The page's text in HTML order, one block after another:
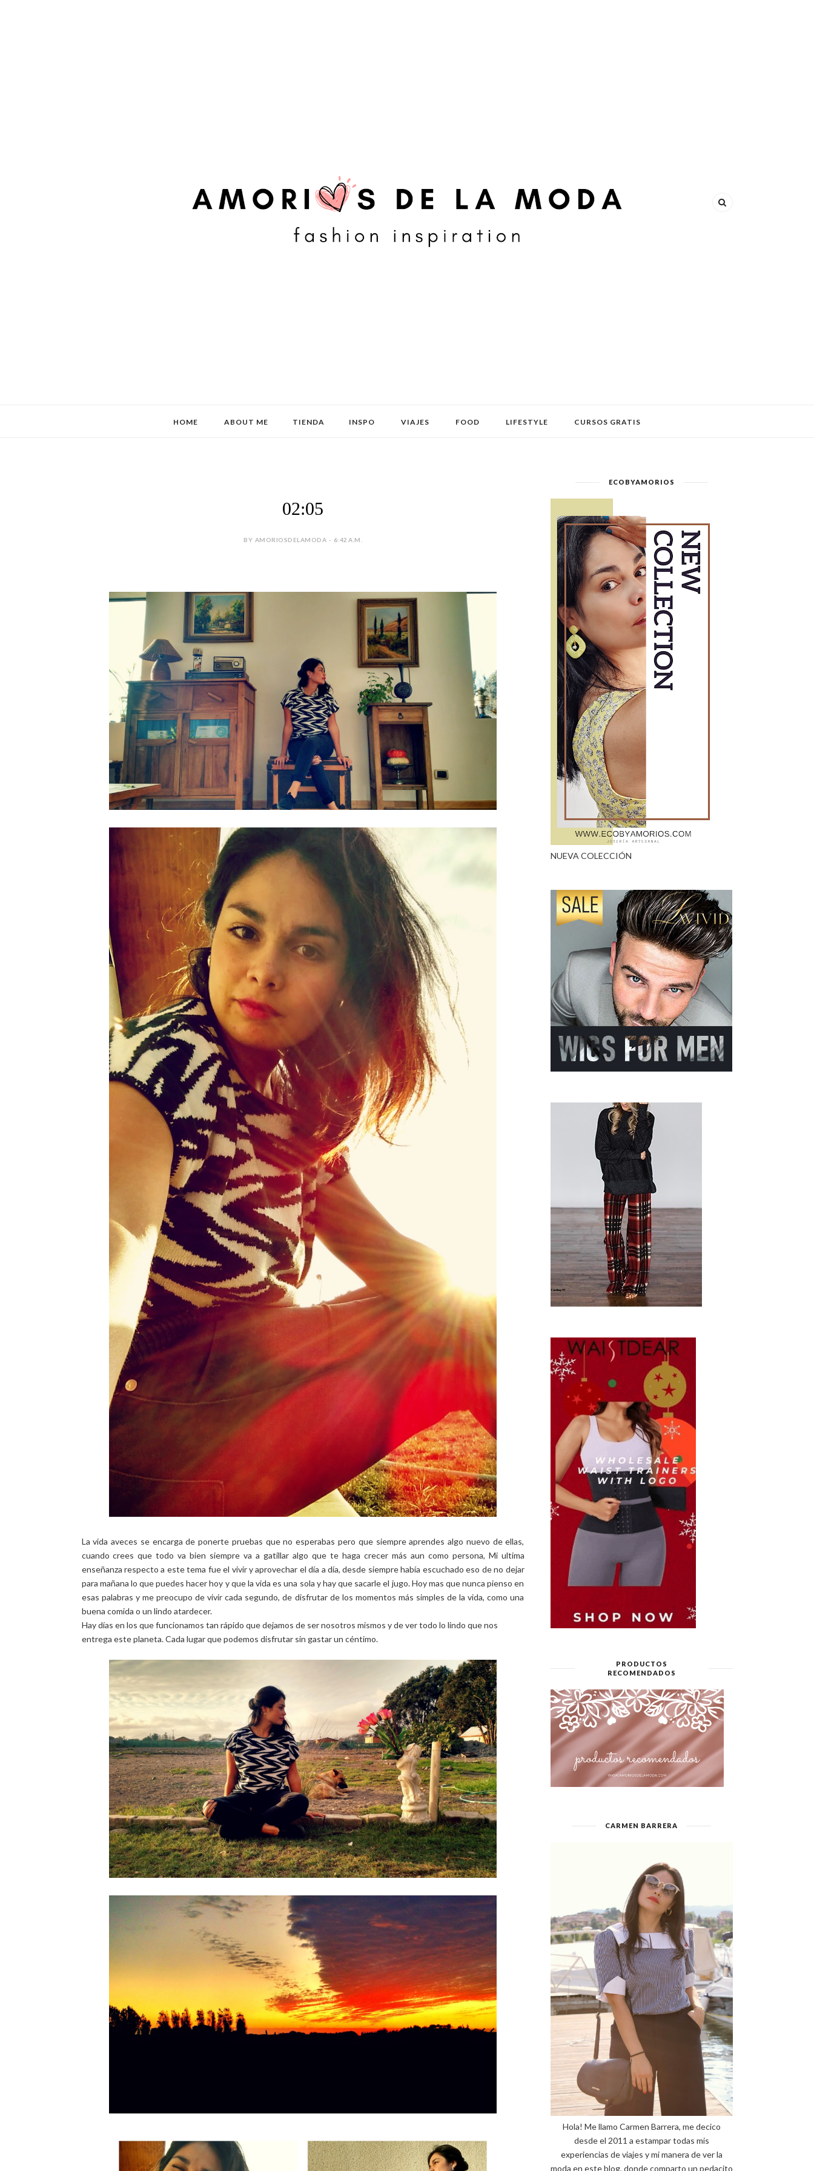
HOME ABOUT ME TIENDA INSPO VIAJES FOOD LIFESTYLE CURSOS GRATIS
02:05
BY AMORIOSDELAMODA - 6:42 A.M.
La vida aveces se encarga de ponerte pruebas que no esperabas pero que siempre aprendes algo nuevo de ellas,
cuando crees que todo va bien siempre va a gatillar algo que te haga crecer más aun como persona, Mi ultima
enseñanza respecto a este tema fue el vivir y aprovechar el día a día, desde siempre había escuchado eso de no dejar
para mañana lo que puedes hacer hoy y que la vida es una sola y hay que sacarle el jugo. Hoy mas que nunca pienso en
esas palabras y me preocupo de vivir cada segundo, de disfrutar de los momentos más simples de la vida, como una
buena comida o un lindo atardecer.
Hay días en los que funcionamos tan rápido que dejamos de ser nosotros mismos y de ver todo lo lindo que nos
entrega este planeta. Cada lugar que podemos disfrutar sin gastar un céntimo.
ECOBYAMORIOS
NUEVA COLECCIÓN
PRODUCTOS
RECOMENDADOS
CARMEN BARRERA
Hola! Me llamo Carmen Barrera, me decico
desde el 2011 a estampar todas mis
experiencias de viajes y mi manera de ver la
moda en este blog, donde comparto un pedacito